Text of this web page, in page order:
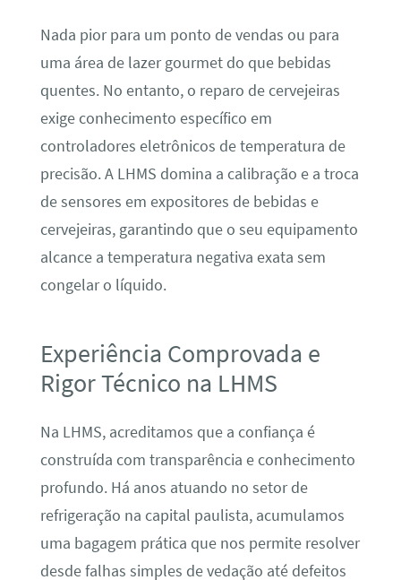
Nada pior para um ponto de vendas ou para
uma área de lazer gourmet do que bebidas
quentes. No entanto, o reparo de cervejeiras
exige conhecimento específico em
controladores eletrônicos de temperatura de
precisão. A LHMS domina a calibração e a troca
de sensores em expositores de bebidas e
cervejeiras, garantindo que o seu equipamento
alcance a temperatura negativa exata sem
congelar o líquido.
Experiência Comprovada e
Rigor Técnico na LHMS
Na LHMS, acreditamos que a confiança é
construída com transparência e conhecimento
profundo. Há anos atuando no setor de
refrigeração na capital paulista, acumulamos
uma bagagem prática que nos permite resolver
desde falhas simples de vedação até defeitos